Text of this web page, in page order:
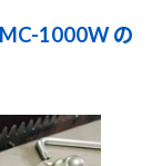
1000W の